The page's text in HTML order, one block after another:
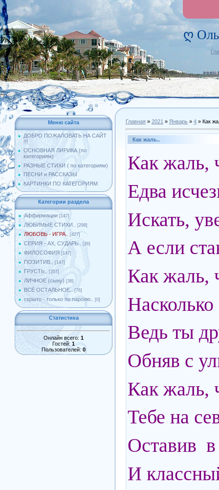
ღ
Меню сайта
ДОБРО ПОЖАЛОВАТЬ НА САЙТ
!!!
ОСНОВНАЯ ЛИРИКА (по
категориям)
РАЗНЫЕ СТИХИ ( по категориям)
ПЕСНИ и РАССКАЗЫ
КАРТИНКИ ПО КАТЕГОРИЯМ
Категории раздела
Аффирмации [147]
ЛЮБИМЫЕ СТИХИ.. [298]
ЛЮБОВЬ - ИГРА.. [427]
СЕРИЯ - АХ, СУДАРЬ.. [26]
ФИЛОСОФИЯ [147]
ПОЗИТИВ.. [147]
ГРУСТЬ.. [357]
ЛИЧНОЕ (сыну) [36]
ВСЁ ОСТАЛЬНОЕ.. [76]
скрыто - только по паролю.. [0]
Статистика
Онлайн всего: 1
Гостей: 1
Пользователей: 0
Главная » 2021 » Январь » 4 » Как
Как жаль..
Как жаль,
Едва
Искать,
А если
Как жаль,
Ведь ты
Обняв с
Как жаль,
Тебе на
Оставив
И